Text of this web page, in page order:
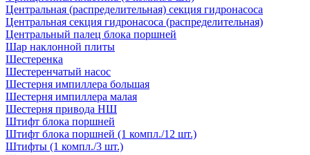
Центральная (распределительная) секция гидронасоса
Центральная секция гидронасоса (распределительная)
Центральный палец блока поршней
Шар наклонной плиты
Шестеренка
Шестеренчатый насос
Шестерня импиллера большая
Шестерня импиллера малая
Шестерня привода НШ
Штифт блока поршней
Штифт блока поршней (1 компл./12 шт.)
Штифты (1 компл./3 шт.)